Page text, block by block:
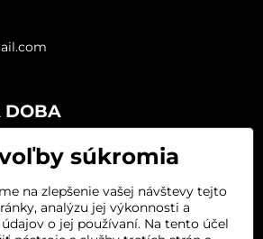
DOBA
súkromia
na zlepšenie vašej návštevy tejto
analýzu jej výkonnosti a
o jej používaní. Na tento účel